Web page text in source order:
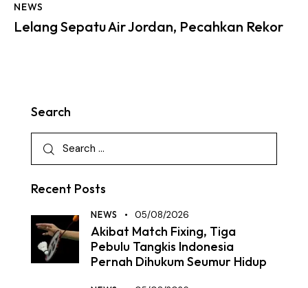
NEWS
Lelang Sepatu Air Jordan, Pecahkan Rekor
Search
Recent Posts
NEWS 05/08/2026
Akibat Match Fixing, Tiga
Pebulu Tangkis Indonesia
Pernah Dihukum Seumur Hidup